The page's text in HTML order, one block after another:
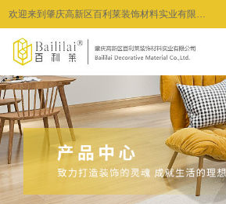
欢迎来到肇庆高新区百利莱装饰材料实业有限公
司 !